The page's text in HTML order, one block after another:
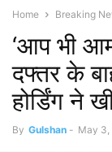
Home Breaking
‘आप भी
दफ्तर के
होर्डिंग ने
By Gulshan - May 3,